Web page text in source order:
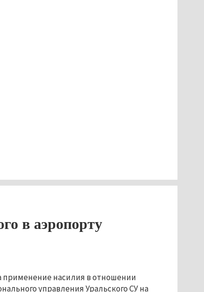
в аэропорту
применение насилия в отношении
управления Уральского СУ на